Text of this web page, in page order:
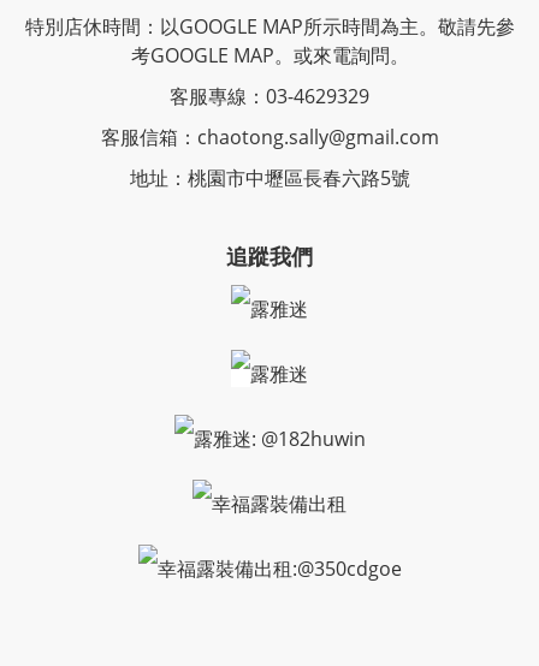
特別店休時間：以GOOGLE MAP所示時間為主。敬請先參
考GOOGLE MAP。或來電詢問。
客服專線：03-4629329
客服信箱：chaotong.sally@gmail.com
地址：桃園市中壢區長春六路5號
追蹤我們
露雅迷
露雅迷
露雅迷: @182huwin
幸福露裝備出租
幸福露裝備出租:@350cdgoe